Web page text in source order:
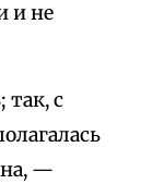
и не
так, с
—